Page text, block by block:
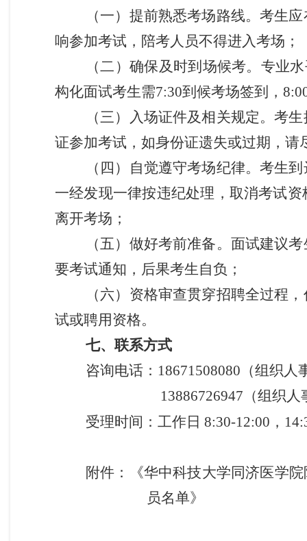
（一）提前熟悉考场路线。考生
响参加考试，陪考人员不得进入考场；
（二）确保及时到场候考。专业
构化面试考生需7:30到候考场签到， 8
（三）入场证件及相关规定。考
证参加考试，如身份证遗失或过期，
（四）自觉遵守考场纪律。考生
一经发现一律按违纪处理，取消考试
离开考场；
（五）做好考前准备。面试建议
要考试通知，后果考生自负；
（六）资格审查贯穿招聘全过程
试或聘用资格。
七、联系方式
咨询电话：18671508080（组织人
13886726947（组织
受理时间：工作日 8:30-12:00，
附件：《华中科技大学同济医学
员名单》